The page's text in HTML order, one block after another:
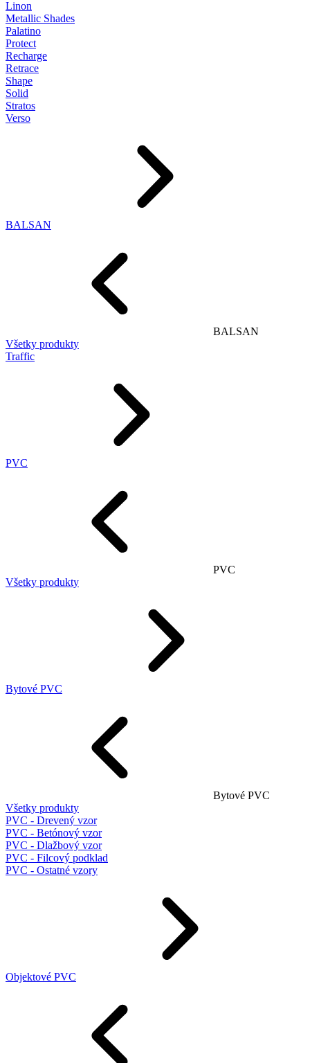
Linon
Metallic Shades
Palatino
Protect
Recharge
Retrace
Shape
Solid
Stratos
Verso
BALSAN
BALSAN
Všetky produkty
Traffic
PVC
PVC
Všetky produkty
Bytové PVC
Bytové PVC
Všetky produkty
PVC - Drevený vzor
PVC - Betónový vzor
PVC - Dlažbový vzor
PVC - Filcový podklad
PVC - Ostatné vzory
Objektové PVC